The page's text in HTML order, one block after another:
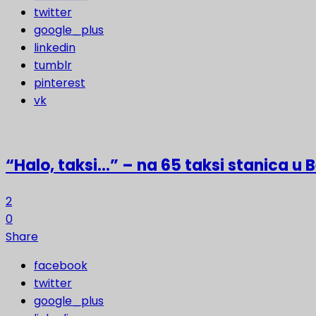
twitter
google_plus
linkedin
tumblr
pinterest
vk
“Halo, taksi…” – na 65 taksi stanica u
2
0
Share
facebook
twitter
google_plus